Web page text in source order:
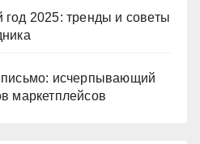
2025: тренды и советы
исчерпывающий
маркетплейсов